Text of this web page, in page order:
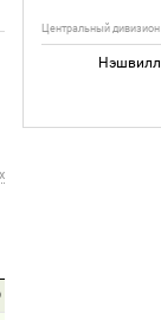
Центральный дивизион
Нэшвилл